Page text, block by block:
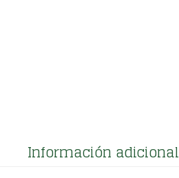
Información adicional